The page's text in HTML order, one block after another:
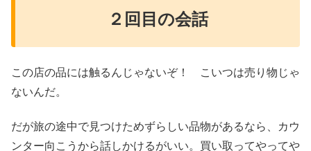
２回目の会話
この店の品には触るんじゃないぞ！ こいつは売り物じゃ
ないんだ。
だが旅の途中で見つけためずらしい品物があるなら、カウ
ンター向こうから話しかけるがいい。買い取ってやってや